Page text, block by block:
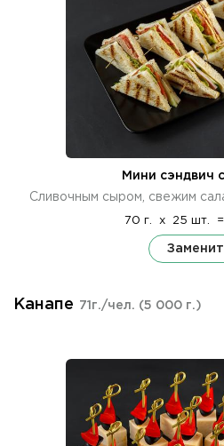
Мини сэндвич
Сливочным сыром, свежим
70 г. x 25 шт. =
Канапе 71г./чел. (5 000 г.)